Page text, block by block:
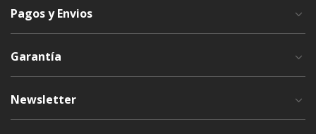
Pagos y Envios
Garantía
Newsletter